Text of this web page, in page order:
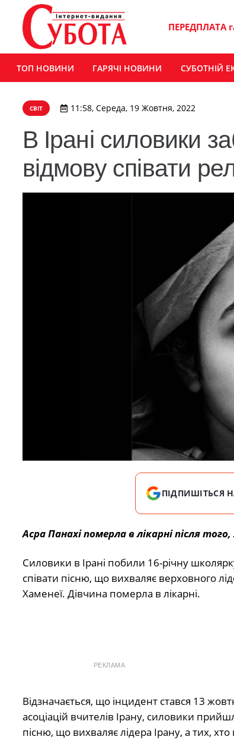
ПЕРЕДПЛАТА
ТОП НОВИНИ ГАРЯЧІ НОВИНИ СУБОТНІЙ
СВІТ 11:58, Середа, 19 Жовтня, 2022
В Ірані силовики
відмову співати
ПІДПИШІТЬСЯ
Асра Панахі померла в лікарні після
Силовики в Ірані побили 16-річну
співати пісню, що вихваляє верховного
Хаменеї. Дівчина померла в лікарні.
РЕКЛАМА
Відзначається, що інцидент стався 13
асоціацій вчителів Ірану, силовики
пісню, що вихваляє лідера Ірану, а тих,